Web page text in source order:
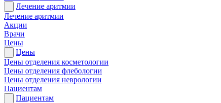
Лечение аритмии
Лечение аритмии
Акции
Врачи
Цены
Цены
Цены отделения косметологии
Цены отделения флебологии
Цены отделения неврологии
Пациентам
Пациентам